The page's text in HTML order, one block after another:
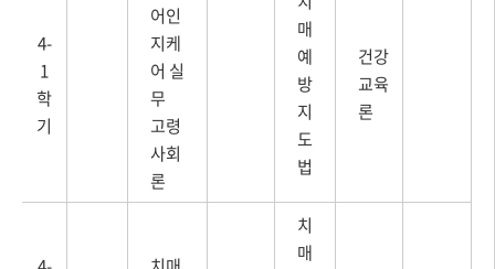
4-
1
학
기
어인
지케
어 실
무
고령
사회
론
매
예
방
지
도
법
건강
교육
론
치
매